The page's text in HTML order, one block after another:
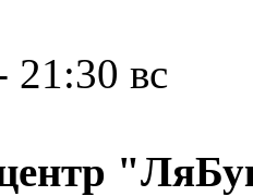
21:30 вс